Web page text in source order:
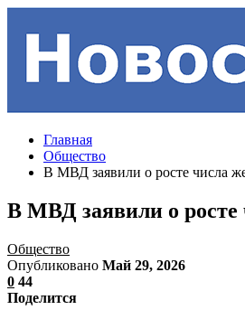
Главная
Общество
В МВД заявили о росте числа
В МВД заявили о
Общество
Опубликовано Май 29, 2026
0 44
Поделится